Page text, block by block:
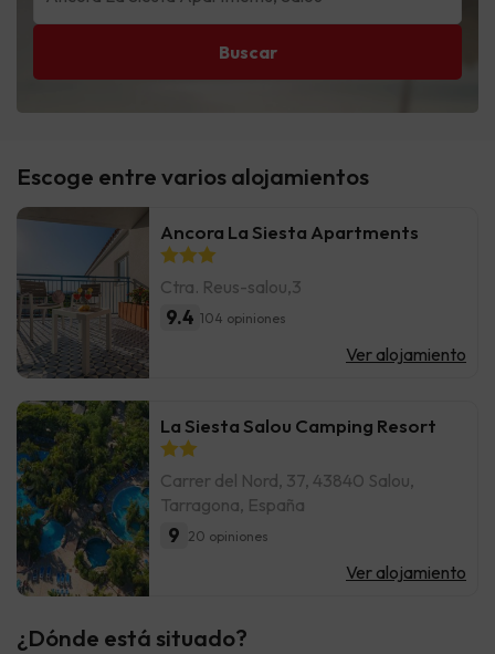
Escoge entre varios alojamientos
Ancora La Siesta Apartments
Ctra. Reus-salou,3
9.4 104 opiniones
Ver alojamiento
La Siesta Salou Camping Resort
Carrer del Nord, 37, 43840 Salou,
Tarragona, España
9 20 opiniones
Ver alojamiento
¿Dónde está situado?
Buscar